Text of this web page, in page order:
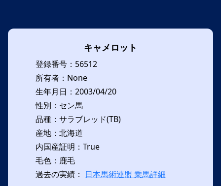
キャメロット
登録番号：56512
所有者：None
生年月日：2003/04/20
性別：セン馬
品種：サラブレッド(TB)
産地：北海道
内国産証明：True
毛色：鹿毛
過去の実績： 日本馬術連盟 乗馬詳細